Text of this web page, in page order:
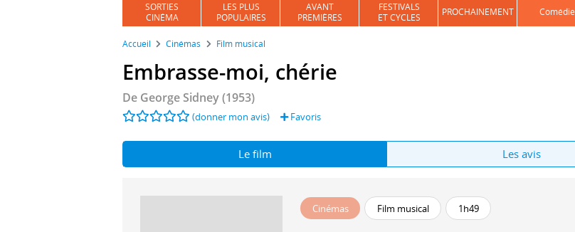
SORTIES
CINÉMA
LES PLUS
POPULAIRES
AVANT
PREMIÈRES
FESTIVALS
ET CYCLES
PROCHAINEMENT comédie
Accueil Cinémas Film musical
Embrasse-moi, chérie
De George Sidney(1953)
(donner mon avis) Favoris
Le film Les avis
Cinémas Film musical 1h49